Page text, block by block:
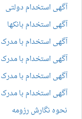
آگهی استخدام دولتی
آگهی استخدام بانکها
آگهی استخدام با مدرک
آگهی استخدام با مدرک
آگهی استخدام با
آگهی استخدام با
نحوه نگارش رزومه